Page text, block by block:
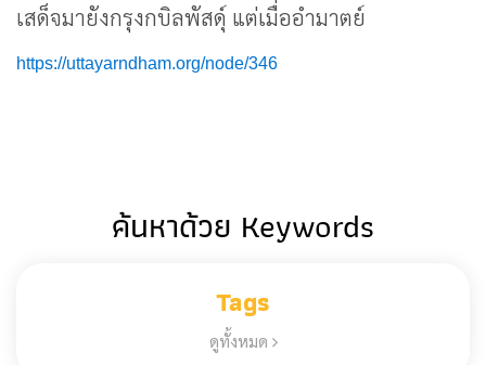
เสด็จมายังกรุงกบิลพัสดุ์ แต่เมื่ออำมาตย์
https://uttayarndham.org/node/346
ค้นหาด้วย Keywords
Tags
ดูทั้งหมด